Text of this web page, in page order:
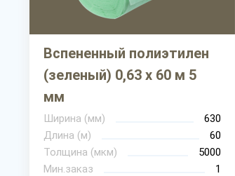
Вспененный полиэтилен
(зеленый) 0,63 х 60 м 5
мм
Ширина (мм)
630
Длина (м)
60
Толщина (мкм)
5000
Мин.заказ
1